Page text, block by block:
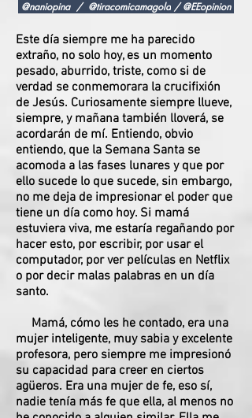
@naniopina / @tiracomicamagola /@EEopinion
Este día siempre me ha parecido
extraño, no solo hoy, es un momento
pesado, aburrido, triste, como si de
verdad se conmemorara la crucifixión
de Jesús. Curiosamente siempre llueve,
siempre, y mañana también lloverá, se
acordarán de mí. Entiendo, obvio
entiendo, que la Semana Santa se
acomoda a las fases lunares y que por
ello sucede lo que sucede, sin embargo,
no me deja de impresionar el poder que
tiene un día como hoy. Si mamá
estuviera viva, me estaría regañando por
hacer esto, por escribir, por usar el
computador, por ver películas en Netflix
o por decir malas palabras en un día
santo.
Mamá, cómo les he contado, era una
mujer inteligente, muy sabia y excelente
profesora, pero siempre me impresionó
su capacidad para creer en ciertos
agüeros. Era una mujer de fe, eso sí,
nadie tenía más fe que ella, al menos no